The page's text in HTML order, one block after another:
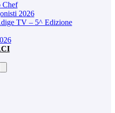
Chef
2026
TV – 5^ Edizione